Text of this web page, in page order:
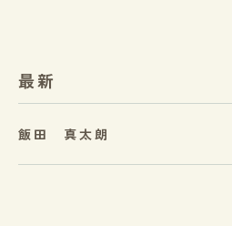
最新
飯田 真太朗